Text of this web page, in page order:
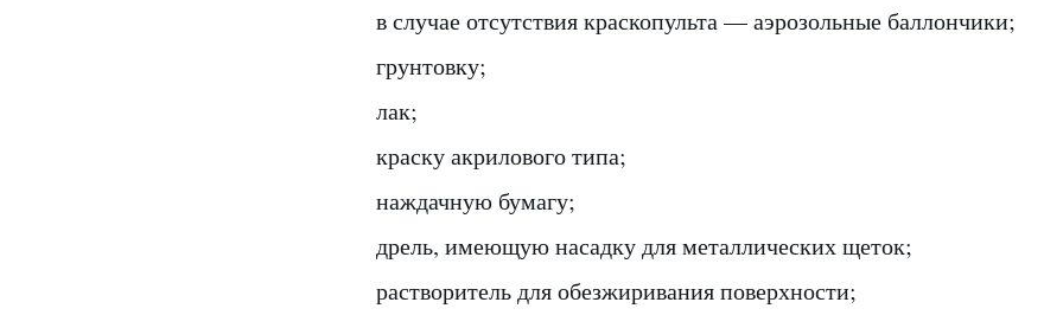
в случае отсутствия краскопульта — аэрозольные баллончики;
грунтовку;
лак;
краску акрилового типа;
наждачную бумагу;
дрель, имеющую насадку для металлических щеток;
растворитель для обезжиривания поверхности;